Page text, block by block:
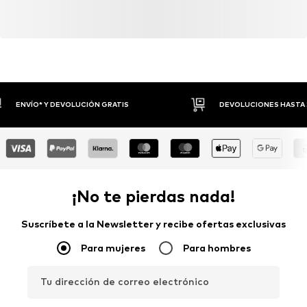
DEVOLUCIONES HASTA 30 DÍAS
¡No te pierdas nada!
Suscríbete a la Newsletter y recibe ofertas exclusivas
Para mujeres Para hombres
Tu dirección de correo electrónico